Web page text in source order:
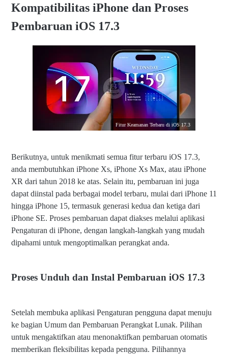
Fitur Terbaru iOS 17.3: Perlindungan Perangkat yang Dicuri
Keamanan yang Ditingkatkan dan Penundaan untuk
Konsekuensi Tidak Melakukan Pembaruan iOS pada iPhone
1. Keamanan yang Rentan
2. Kinerja yang Kurang Optimal
3. Ketidakcocokan Aplikasi
4. Kehilangan Akses ke Fitur Baru
5. Potensi Inkompatibilitas Perangkat
Kompatibilitas iPhone dan Proses
Pembaruan iOS 17.3
Fitur Keamanan Terbaru di iOS 17.3
Berikutnya, untuk menikmati semua fitur terbaru iOS 17.3,
anda membutuhkan iPhone Xs, iPhone Xs Max, atau iPhone
XR dari tahun 2018 ke atas. Selain itu, pembaruan ini juga
dapat diinstal pada berbagai model terbaru, mulai dari iPhone 11
hingga iPhone 15, termasuk generasi kedua dan ketiga dari
iPhone SE. Proses pembaruan dapat diakses melalui aplikasi
Pengaturan di iPhone, dengan langkah-langkah yang mudah
dipahami untuk mengoptimalkan perangkat anda.
Proses Unduh dan Instal Pembaruan iOS 17.3
Setelah membuka aplikasi Pengaturan pengguna dapat menuju
ke bagian Umum dan Pembaruan Perangkat Lunak. Pilihan
untuk mengaktifkan atau menonaktifkan pembaruan otomatis
memberikan fleksibilitas kepada pengguna. Pilihannya